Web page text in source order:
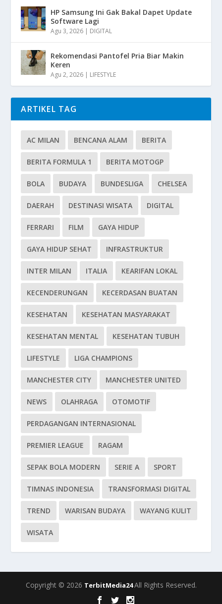
HP Samsung Ini Gak Bakal Dapet Update
Software Lagi
Agu 3, 2026 | DIGITAL
Rekomendasi Pantofel Pria Biar Makin
Keren
Agu 2, 2026 | LIFESTYLE
ARTIKEL TAG
AC MILAN BENCANA ALAM BERITA
BERITA FORMULA 1 BERITA MOTOGP
BOLA BUDAYA BUNDESLIGA CHELSEA
DAERAH DESTINASI WISATA DIGITAL
FERRARI FILM GAYA HIDUP
GAYA HIDUP SEHAT INFRASTRUKTUR
INTER MILAN ITALIA KEARIFAN LOKAL
KECENDERUNGAN KECERDASAN BUATAN
KESEHATAN KESEHATAN MASYARAKAT
KESEHATAN MENTAL KESEHATAN TUBUH
LIFESTYLE LIGA CHAMPIONS
MANCHESTER CITY MANCHESTER UNITED
NEWS OLAHRAGA OTOMOTIF
PERDAGANGAN INTERNASIONAL
PREMIER LEAGUE RAGAM
SEPAK BOLA MODERN SERIE A SPORT
TIMNAS INDONESIA TRANSFORMASI DIGITAL
TREND WARISAN BUDAYA WAYANG KULIT
WISATA
Copyright © 2026 TerbitMedia24All Rights Reserved.